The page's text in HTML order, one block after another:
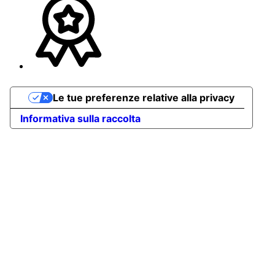
Informativa sulla raccolta
Le tue preferenze relative alla privacy